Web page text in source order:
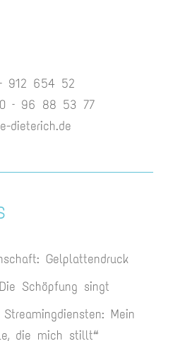
912 654 52
– 96 88 53 77
dieterich.de
Gelplattendruck
Schöpfung singt
Mein
die mich stillt“